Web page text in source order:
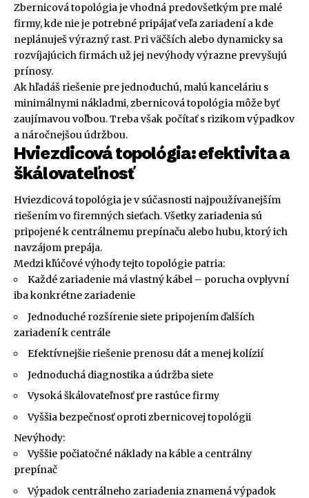
Zbernicová topológia je vhodná predovšetkým pre malé
firmy, kde nie je potrebné pripájať veľa zariadení a kde
neplánuješ výrazný rast. Pri väčších alebo dynamicky sa
rozvíjajúcich firmách už jej nevýhody výrazne prevyšujú
prínosy.
Ak hľadáš riešenie pre jednoduchú, malú kanceláriu s
minimálnymi nákladmi, zbernicová topológia môže byť
zaujímavou voľbou. Treba však počítať s rizikom výpadkov
a náročnejšou údržbou.
Hviezdicová topológia: efektivita a
škálovateľnosť
Hviezdicová topológia je v súčasnosti najpoužívanejším
riešením vo firemných sieťach. Všetky zariadenia sú
pripojené k centrálnemu prepínaču alebo hubu, ktorý ich
navzájom prepája.
Medzi kľúčové výhody tejto topológie patria:
Každé zariadenie má vlastný kábel – porucha ovplyvní
iba konkrétne zariadenie
Jednoduché rozšírenie siete pripojením ďalších
zariadení k centrále
Efektívnejšie riešenie prenosu dát a menej kolízií
Jednoduchá diagnostika a údržba siete
Vysoká škálovateľnosť pre rastúce firmy
Vyššia bezpečnosť oproti zbernicovej topológii
Nevýhody:
Vyššie počiatočné náklady na káble a centrálny
prepínač
Výpadok centrálneho zariadenia znamená výpadok